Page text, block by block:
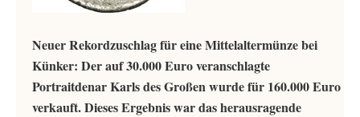
Neuer Rekordzuschlag für eine Mittelaltermünze bei
Künker: Der auf 30.000 Euro veranschlagte
Portraitdenar Karls des Großen wurde für 160.000 Euro
verkauft. Dieses Ergebnis war das herausragende